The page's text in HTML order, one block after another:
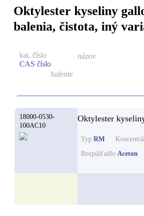
Oktylester kyseliny
balenia, čistota, iný
kat. číslo
CAS číslo
názov
balenie
18000-0530-
100AC10
Oktylester
Typ RM
Rozpúšťadlo Aceton